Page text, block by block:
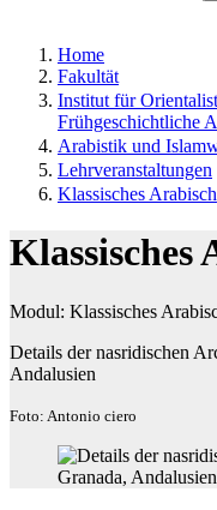
Home
Fakultät
Institut für
Frühgeschichtliche
Arabistik und
Lehrveranstaltungen
Klassisches Arabisch
Klassisches
Modul: Klassisches
Details der nasridischen
Andalusien
Foto: Antonio ciero